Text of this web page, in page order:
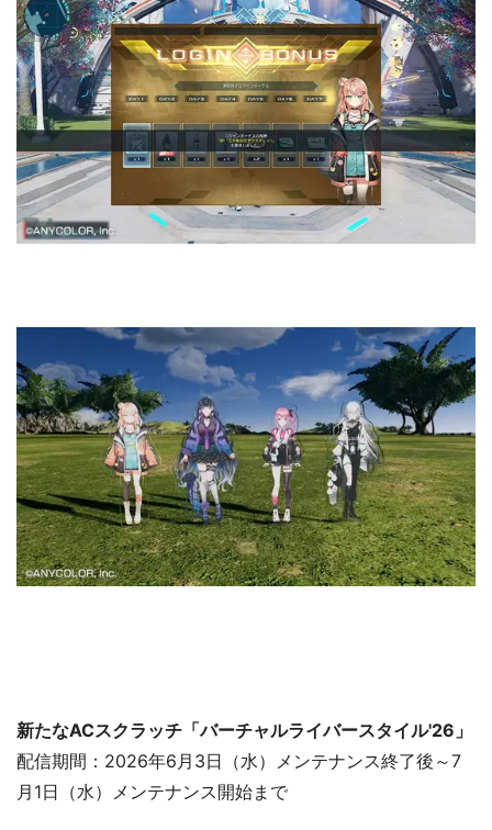
新たなACスクラッチ「バーチャルライバースタイル'26」
配信期間：2026年6月3日（水）メンテナンス終了後～7
月1日（水）メンテナンス開始まで